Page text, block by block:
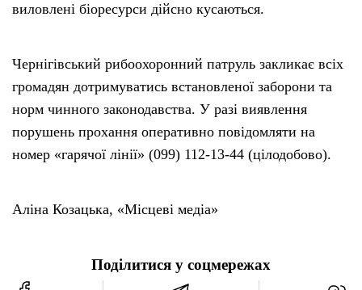
виловлені біоресурси дійсно кусаються.
Чернігівський рибоохоронний патруль закликає всіх
громадян дотримуватись встановленої заборони та
норм чинного законодавства. У разі виявлення
порушень прохання оперативно повідомляти на
номер «гарячої лінії» (099) 112-13-44 (цілодобово).
Аліна Козацька, «Місцеві медіа»
Поділитися у соцмережах